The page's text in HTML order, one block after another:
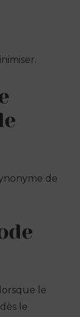
de
le
le